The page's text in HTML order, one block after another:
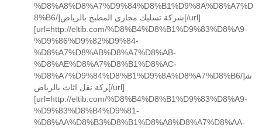
%D8%A8%D8%A7%D9%84%D8%B1%D9%8A%D8%A7%D
8%B6/]شركة تسليك مجاري المطبخ بالرياض[/url]
[url=http://eltib.com/%D8%B4%D8%B1%D9%83%D8%A9-
%D9%86%D9%82%D9%84-
%D8%A7%D8%AB%D8%A7%D8%AB-
%D8%AE%D8%A7%D8%B1%D8%AC-
%D8%A7%D9%84%D8%B1%D9%8A%D8%A7%D8%B6/]ش
ركة نقل اثاث بالرياض[/url]
[url=http://eltib.com/%D8%B4%D8%B1%D9%83%D8%A9-
%D9%83%D8%B4%D9%81-
%D8%AA%D8%B3%D8%B1%D8%A8%D8%A7%D8%AA-